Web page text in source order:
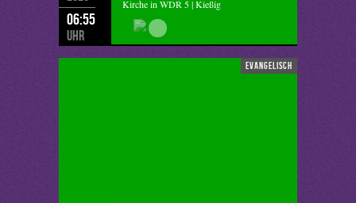
06:55
Uhr
Kirche in WDR 5 | Kießig
evangelisch